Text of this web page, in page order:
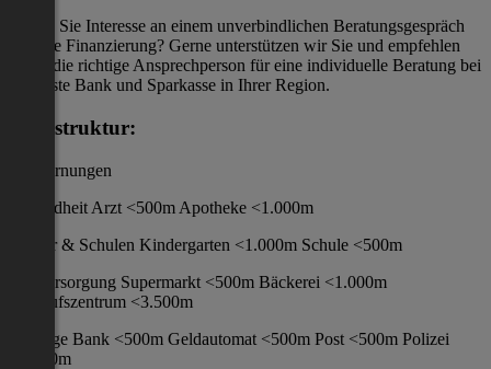
Haben Sie Interesse an einem unverbindlichen Beratungsgespräch
für eine Finanzierung? Gerne unterstützen wir Sie und empfehlen
Ihnen die richtige Ansprechperson für eine individuelle Beratung bei
der Erste Bank und Sparkasse in Ihrer Region.
Infrastruktur:
/ Entfernungen
Gesundheit Arzt <500m Apotheke <1.000m
Kinder & Schulen Kindergarten <1.000m Schule <500m
Nahversorgung Supermarkt <500m Bäckerei <1.000m
Einkaufszentrum <3.500m
Sonstige Bank <500m Geldautomat <500m Post <500m Polizei
<4.000m